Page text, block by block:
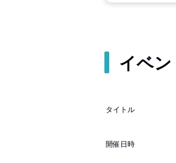
イベ
タイトル
開催日時